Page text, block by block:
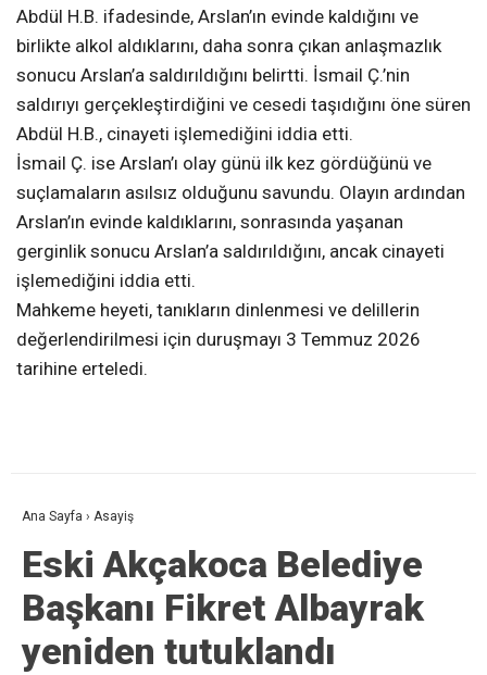
Abdül H.B. ifadesinde, Arslan’ın evinde kaldığını ve
birlikte alkol aldıklarını, daha sonra çıkan anlaşmazlık
sonucu Arslan’a saldırıldığını belirtti. İsmail Ç.’nin
saldırıyı gerçekleştirdiğini ve cesedi taşıdığını öne süren
Abdül H.B., cinayeti işlemediğini iddia etti.
İsmail Ç. ise Arslan’ı olay günü ilk kez gördüğünü ve
suçlamaların asılsız olduğunu savundu. Olayın ardından
Arslan’ın evinde kaldıklarını, sonrasında yaşanan
gerginlik sonucu Arslan’a saldırıldığını, ancak cinayeti
işlemediğini iddia etti.
Mahkeme heyeti, tanıkların dinlenmesi ve delillerin
değerlendirilmesi için duruşmayı 3 Temmuz 2026
tarihine erteledi.
Ana Sayfa › Asayiş
Eski Akçakoca Belediye
Başkanı Fikret Albayrak
yeniden tutuklandı